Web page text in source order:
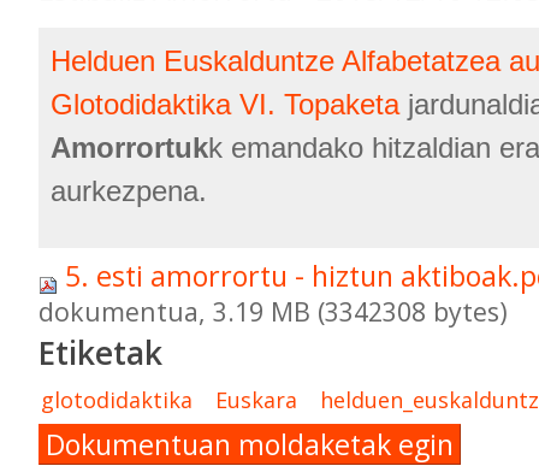
Helduen Euskalduntze Alfabetatzea
Glotodidaktika VI. Topaketa
Amorrortukk emandako hitzaldian
aurkezpena.
5. esti amorrortu - hiztun
dokumentua, 3.19 MB (3342308 bytes)
Etiketak
glotodidaktika Euskara
Dokumentuan moldaketak egin